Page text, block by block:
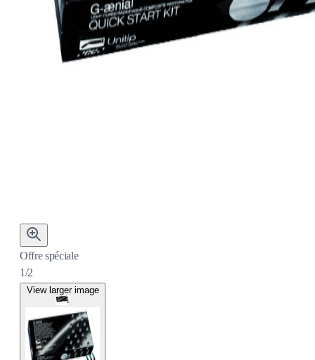
Offre spéciale
1/2
View larger image